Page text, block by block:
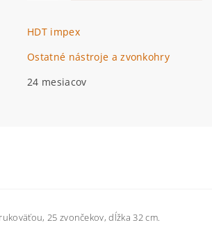
HDT impex
Ostatné nástroje a zvonkohry
24 mesiacov
25 zvončekov, dĺžka 32 cm.